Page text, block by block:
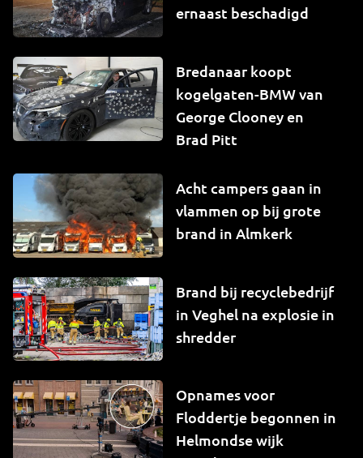
ernaast beschadigd
Bredanaar koopt
kogelgaten-BMW van
George Clooney en
Brad Pitt
Acht campers gaan in
vlammen op bij grote
brand in Almkerk
Brand bij recyclebedrijf
in Veghel na explosie in
shredder
Opnames voor
Floddertje begonnen in
Helmondse wijk